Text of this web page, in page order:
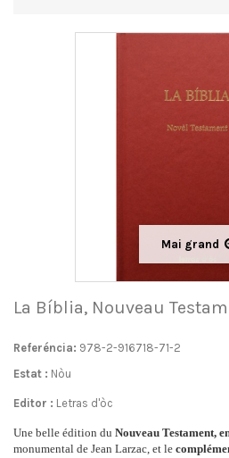
Mai grand
La Bíblia, Nouveau
Referéncia: 978-2-916718-71-2
Estat : Nòu
Editor : Letras d'òc
Une belle édition du Nouveau Testament,
monumental de Jean Larzac, et le